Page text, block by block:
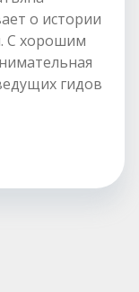
о истории
С хорошим
гидов